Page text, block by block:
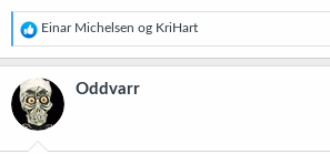
R
e
a
k
s
j
o
Einar Michelsen og KriHart
Oddvarr